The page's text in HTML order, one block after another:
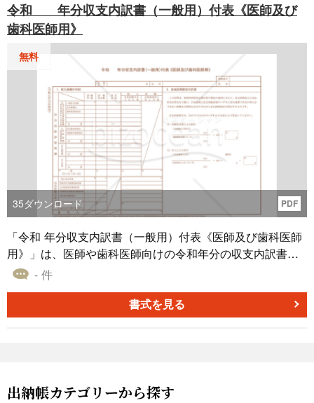
令和 年分収支内訳書（一般用）付表《医師及び
歯科医師用》
無料
35ダウンロード PDF
「令和 年分収支内訳書（一般用）付表《医師及び歯科医師
用》」は、医師や歯科医師向けの令和年分の収支内訳書
（一般用）付表テンプレートです。医師や歯科医師の方々
の手続きを効率化し、正確な収支情報の記録を支援しま
す。必要な情報を入力し、簡便に収支内訳を整理できま
a.go.jp）をご参照ください。
- 件
書式を見る
出納帳カテゴリーから探す